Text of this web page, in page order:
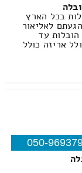
בכל הארץ
לאליאור
הובלות עד
אריזה כולל
050-